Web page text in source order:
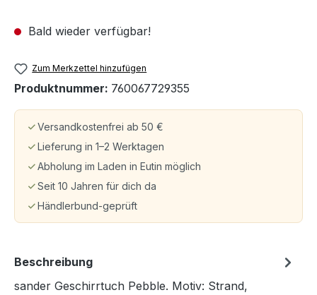
Bald wieder verfügbar!
Zum Merkzettel hinzufügen
Produktnummer: 760067729355
Versandkostenfrei ab 50 €
Lieferung in 1–2 Werktagen
Abholung im Laden in Eutin möglich
Seit 10 Jahren für dich da
Händlerbund-geprüft
Beschreibung
sander Geschirrtuch Pebble. Motiv: Strand,